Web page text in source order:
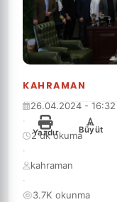
KAHRAMAN
26.04.2024 - 16:32
·
2 dk okuma
·
kahraman
·
3.7K okunma
Yazdır
+
Büyüt